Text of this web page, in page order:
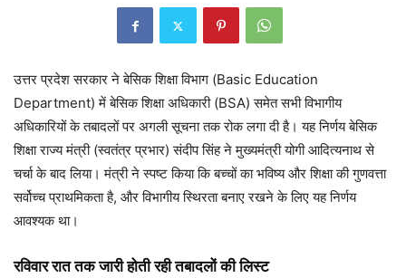
उत्तर प्रदेश सरकार ने बेसिक शिक्षा विभाग (Basic Education
Department) में बेसिक शिक्षा अधिकारी (BSA) समेत सभी विभागीय
अधिकारियों के तबादलों पर अगली सूचना तक रोक लगा दी है। यह निर्णय बेसिक
शिक्षा राज्य मंत्री (स्वतंत्र प्रभार) संदीप सिंह ने मुख्यमंत्री योगी आदित्यनाथ से
चर्चा के बाद लिया। मंत्री ने स्पष्ट किया कि बच्चों का भविष्य और शिक्षा की गुणवत्ता
सर्वोच्च प्राथमिकता है, और विभागीय स्थिरता बनाए रखने के लिए यह निर्णय
आवश्यक था।
रविवार रात तक जारी होती रही तबादलों की लिस्ट